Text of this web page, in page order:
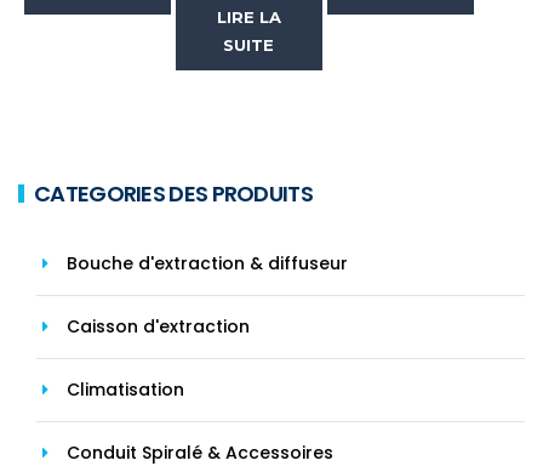
LIRE LA
SUITE
CATEGORIES DES PRODUITS
Bouche d'extraction & diffuseur
Caisson d'extraction
Climatisation
Conduit Spiralé & Accessoires